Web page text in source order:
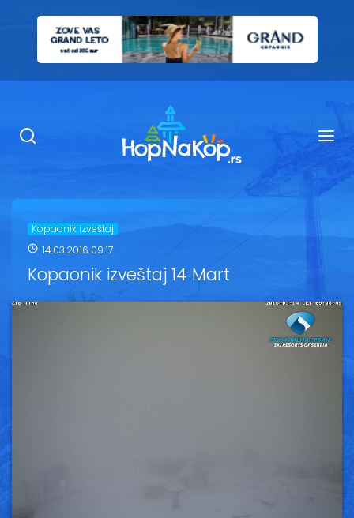
Ugostiteljstvo
Kop Info
Kopaonik izveštaj
14.03.2016 09:17
Kopaonik izveštaj 14 Mart